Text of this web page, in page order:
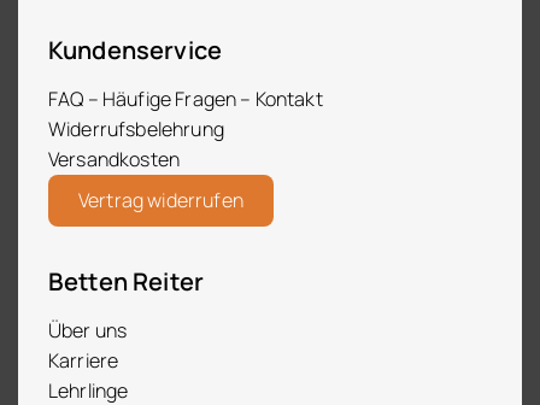
Kundenservice
FAQ – Häufige Fragen – Kontakt
Widerrufsbelehrung
Versandkosten
Vertrag widerrufen
Betten Reiter
Über uns
Karriere
Lehrlinge